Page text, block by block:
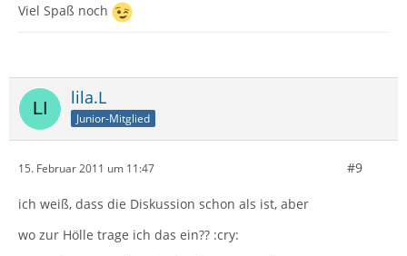
Viel Spaß noch
lila.L
Junior-Mitglied
15. Februar 2011 um 11:47 #9
ich weiß, dass die Diskussion schon als ist, aber
wo zur Hölle trage ich das ein?? :cry: